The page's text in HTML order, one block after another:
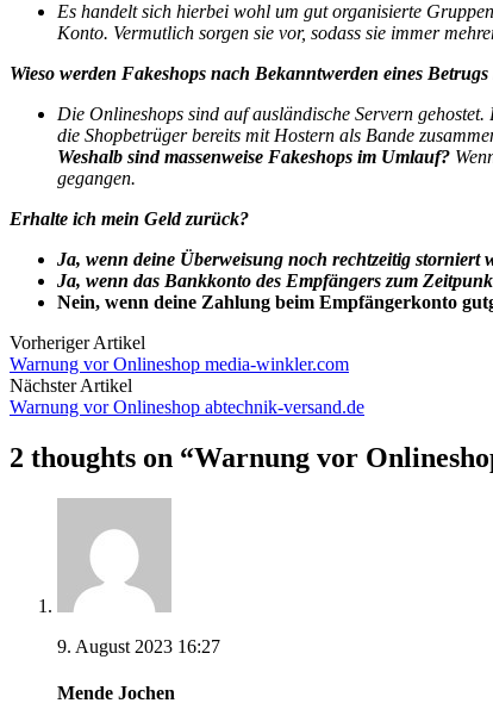
Es handelt sich hierbei wohl um gut organisierte
Konto. Vermutlich sorgen sie vor, sodass sie immer
Wieso werden Fakeshops nach Bekanntwerden eines
Die Onlineshops sind auf ausländische Servern
die Shopbetrüger bereits mit Hostern als Bande
Weshalb sind massenweise Fakeshops im Umlauf?
gegangen.
Erhalte ich mein Geld zurück?
Ja, wenn deine Überweisung noch rechtzeitig storniert
Ja, wenn das Bankkonto des Empfängers zum
Nein, wenn deine Zahlung beim Empfängerkonto
Vorheriger Artikel
Warnung vor Onlineshop media-winkler.com
Nächster Artikel
Warnung vor Onlineshop abtechnik-versand.de
2 thoughts on “Warnung vor
9. August 2023 16:27
Mende Jochen